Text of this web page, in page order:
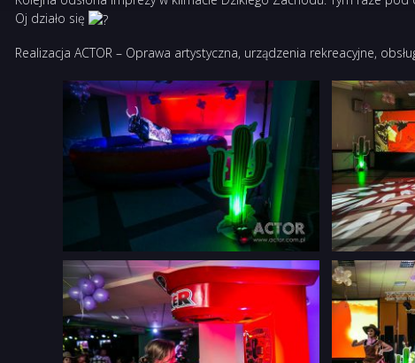
Oj działo się
Realizacja ACTOR – Oprawa artystyczna, urządzenia rekreacyjne,